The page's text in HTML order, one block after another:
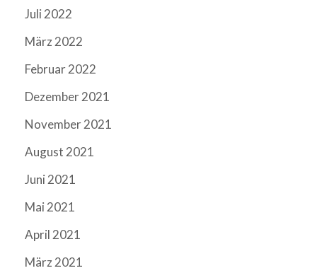
Juli 2022
März 2022
Februar 2022
Dezember 2021
November 2021
August 2021
Juni 2021
Mai 2021
April 2021
März 2021